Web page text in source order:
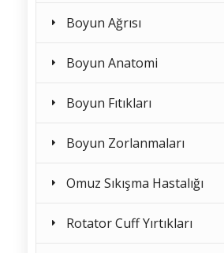
Boyun Ağrısı
Boyun Anatomi
Boyun Fıtıkları
Boyun Zorlanmaları
Omuz Sıkışma Hastalığı
Rotator Cuff Yırtıkları